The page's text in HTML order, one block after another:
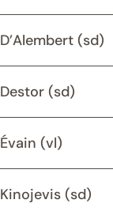
D’Alembert (sd)
Destor (sd)
Évain (vl)
Kinojevis (sd)